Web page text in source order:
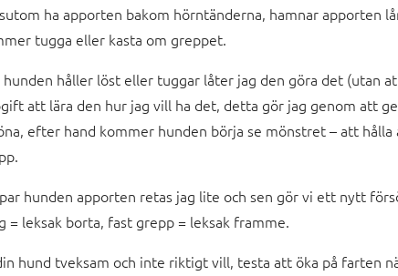
ha apporten bakom hörntänderna, hamnar apporten
tugga eller kasta om greppet.
hunden håller löst eller tuggar låter jag den göra det (utan
att lära den hur jag vill ha det, detta gör jag genom att
efter hand kommer hunden börja se mönstret – att
hunden apporten retas jag lite och sen gör vi ett nytt
= leksak borta, fast grepp = leksak framme.
hund tveksam och inte riktigt vill, testa att öka på farten